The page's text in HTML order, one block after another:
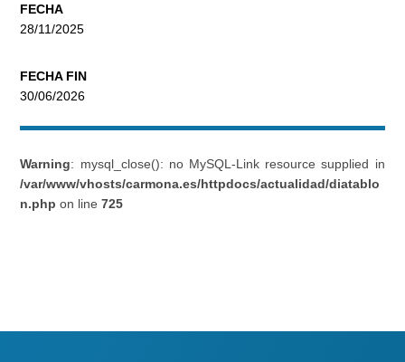
FECHA
28/11/2025
FECHA FIN
30/06/2026
Warning: mysql_close(): no MySQL-Link resource supplied in
/var/www/vhosts/carmona.es/httpdocs/actualidad/diatablo
n.php on line725